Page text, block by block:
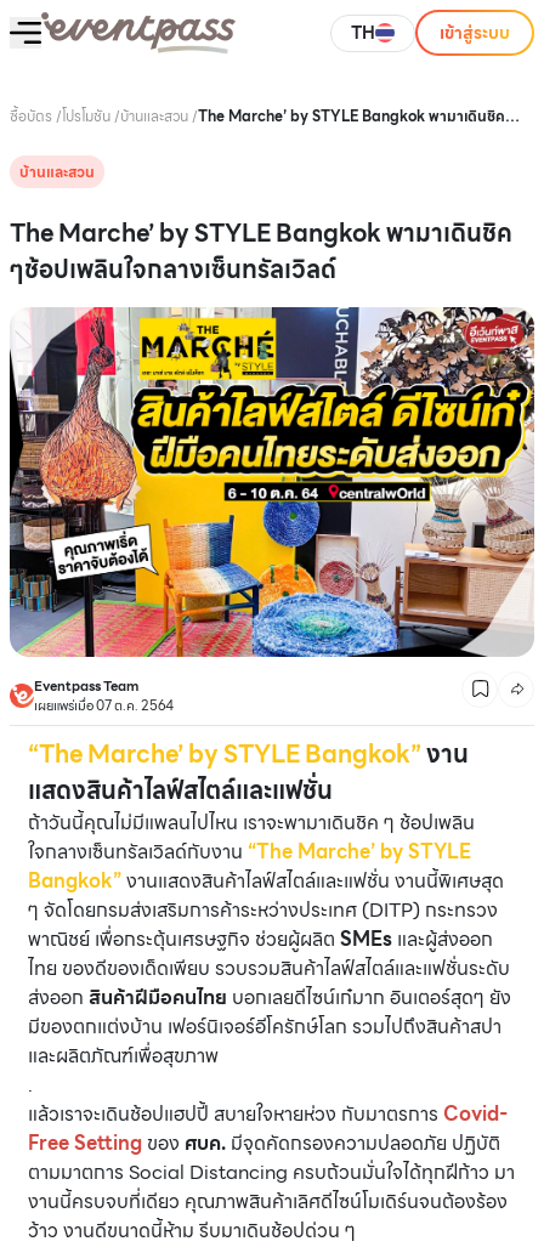
TH เข้าสู่ระบบ
ซื้อบัตร /โปรโมชัน/บ้านและสวน/The Marche’ by STYLE Bangkok พามาเดินชิค
บ้านและสวน
The Marche’ by STYLE Bangkok พามาเดินชิค
ๆช้อปเพลินใจกลางเซ็นทรัลเวิลด์
Eventpass Team
เผยแพร่เมื่อ 07 ต.ค. 2564
“The Marche’ by STYLE Bangkok”งาน
แสดงสินค้าไลฟ์สไตล์และแฟชั่น
ถ้าวันนี้คุณไม่มีแพลนไปไหน เราจะพามาเดินชิค ๆ ช้อปเพลิน
ใจกลางเซ็นทรัลเวิลด์กับงาน “The Marche’ by STYLE
Bangkok”งานแสดงสินค้าไลฟ์สไตล์และแฟชั่น งานนี้พิเศษสุด
ๆ จัดโดยกรมส่งเสริมการค้าระหว่างประเทศ (DITP) กระทรวง
พาณิชย์ เพื่อกระตุ้นเศรษฐกิจ ช่วยผู้ผลิต SMEs และผู้ส่งออก
ไทย ของดีของเด็ดเพียบ รวบรวมสินค้าไลฟ์สไตล์และแฟชั่นระดับ
ส่งออก สินค้าฝีมือคนไทย บอกเลยดีไซน์เก๋มาก อินเตอร์สุดๆ ยัง
มีของตกแต่งบ้าน เฟอร์นิเจอร์อีโครักษ์โลก รวมไปถึงสินค้าสปา
และผลิตภัณฑ์เพื่อสุขภาพ
.
แล้วเราจะเดินช้อปแฮปปี้ สบายใจหายห่วง กับมาตรการ Covid-
Free Setting ของ ศบค. มีจุดคัดกรองความปลอดภัย ปฏิบัติ
ตามมาตการ Social Distancing ครบถ้วนมั่นใจได้ทุกฝีก้าว มา
งานนี้ครบจบที่เดียว คุณภาพสินค้าเลิศดีไซน์โมเดิร์นจนต้องร้อง
ว้าว งานดีขนาดนี้ห้าม รีบมาเดินช้อปด่วน ๆ